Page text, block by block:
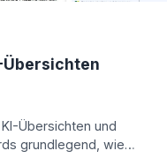
Übersichten
Übersichten und
grundlegend, wie